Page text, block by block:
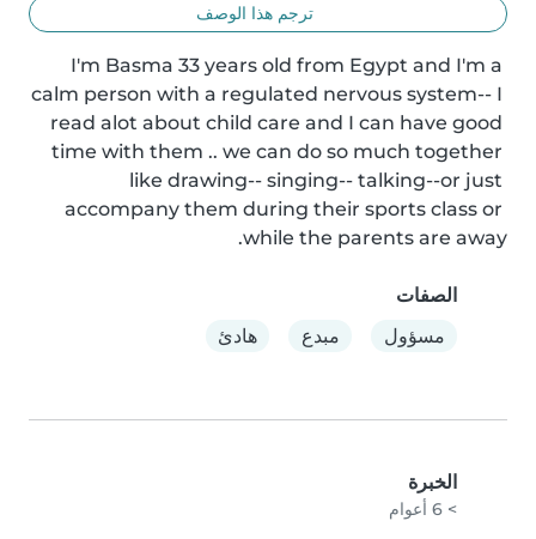
ترجم هذا الوصف
I'm Basma 33 years old from Egypt and I'm a
calm person with a regulated nervous system-- I
read alot about child care and I can have good
time with them .. we can do so much together
like drawing-- singing-- talking--or just
accompany them during their sports class or
while the parents are away.
الصفات
مسؤول
مبدع هادئ
الخبرة
> 6 أعوام